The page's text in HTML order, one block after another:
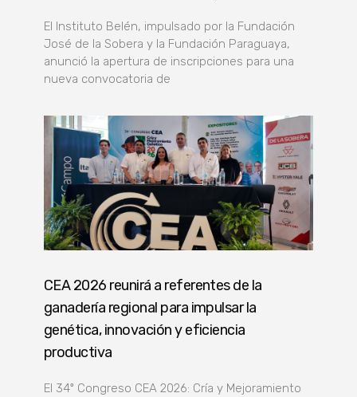
El Instituto Belén, impulsado por la Fundación
José de la Sobera y la Fundación Paraguaya,
anunció la apertura de inscripciones para una
nueva convocatoria de
CEA 2026 reunirá a referentes de la
ganadería regional para impulsar la
genética, innovación y eficiencia
productiva
El 34º Congreso CEA 2026: Cría y Mejoramiento